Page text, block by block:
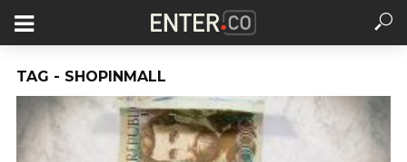
TAG - SHOPINMALL